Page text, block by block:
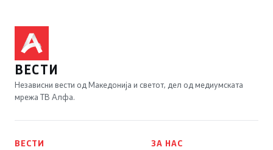
ВЕСТИ
Независни вести од Македонија и светот, дел од медиумската
мрежа ТВ Алфа.
ВЕСТИ
ЗА НАС